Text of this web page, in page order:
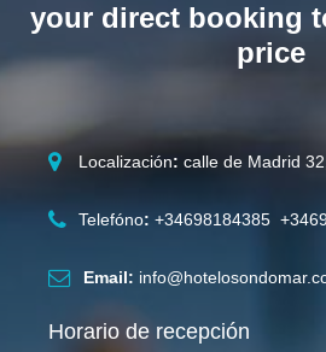
your direct booking
price
Localización: calle de Madrid
Telefóno: +34698184385
Email:
Horario de recepción